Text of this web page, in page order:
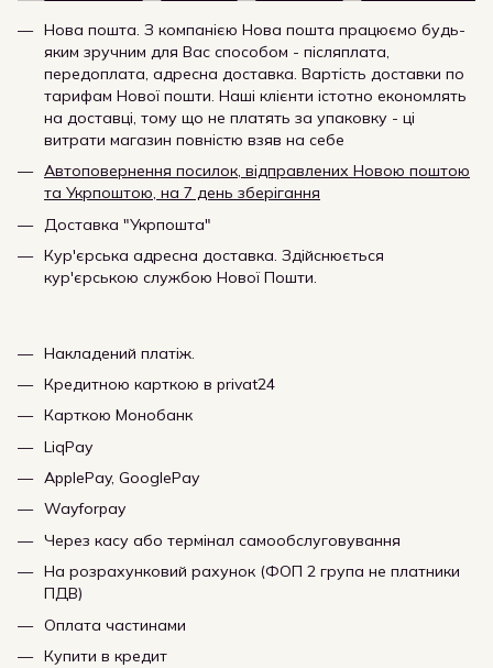
Нова пошта. З компанією Нова пошта працюємо будь-
яким зручним для Вас способом - післяплата,
передоплата, адресна доставка. Вартість доставки по
тарифам Нової пошти. Наші клієнти істотно економлять
на доставці, тому що не платять за упаковку - ці
витрати магазин повністю взяв на себе
Автоповернення посилок, відправлених Новою поштою
та Укрпоштою, на 7 день зберігання
Доставка "Укрпошта"
Кур'єрська адресна доставка. Здійснюється
кур'єрською службою Нової Пошти.
Накладений платіж.
Кредитною карткою в privat24
Карткою Монобанк
LiqPay
ApplePay, GooglePay
Wayforpay
Через касу або термінал самообслуговування
На розрахунковий рахунок (ФОП 2 група не платники
ПДВ)
Оплата частинами
Купити в кредит